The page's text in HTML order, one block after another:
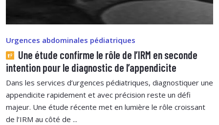
Urgences abdominales pédiatriques
Une étude confirme le rôle de l’IRM en seconde
intention pour le diagnostic de l’appendicite
Dans les services d’urgences pédiatriques, diagnostiquer une
appendicite rapidement et avec précision reste un défi
majeur. Une étude récente met en lumière le rôle croissant
de l’IRM au côté de ...